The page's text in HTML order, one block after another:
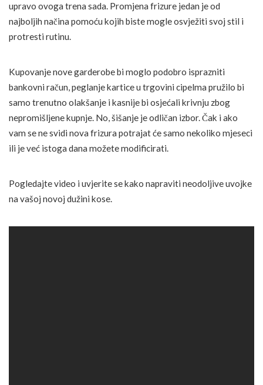
upravo ovoga trena sada. Promjena frizure jedan je od
najboljih načina pomoću kojih biste mogle osvježiti svoj stil i
protresti rutinu.
Kupovanje nove garderobe bi moglo podobro isprazniti
bankovni račun, peglanje kartice u trgovini cipelma pružilo bi
samo trenutno olakšanje i kasnije bi osjećali krivnju zbog
nepromišljene kupnje. No, šišanje je odličan izbor. Čak i ako
vam se ne svidi nova frizura potrajat će samo nekoliko mjeseci
ili je već istoga dana možete modificirati.
Pogledajte video i uvjerite se kako napraviti neodoljive uvojke
na vašoj novoj dužini kose.